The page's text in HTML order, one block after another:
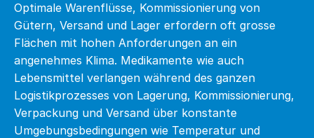
Optimale Warenflüsse, Kommissionierung von
Gütern, Versand und Lager erfordern oft grosse
Flächen mit hohen Anforderungen an ein
angenehmes Klima. Medikamente wie auch
Lebensmittel verlangen während des ganzen
Logistikprozesses von Lagerung, Kommissionierung,
Verpackung und Versand über konstante
Umgebungsbedingungen wie Temperatur und